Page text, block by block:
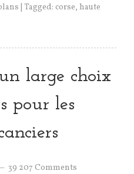
Tagged: corse, haute
large choix
pour les
39 207 Comments